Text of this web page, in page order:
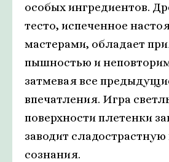
особых ингредиентов.
тесто, испеченное
мастерами, обладает
пышностью и
затмевая все
впечатления. Игра
поверхности плетенки
заводит сладострастную
сознания.